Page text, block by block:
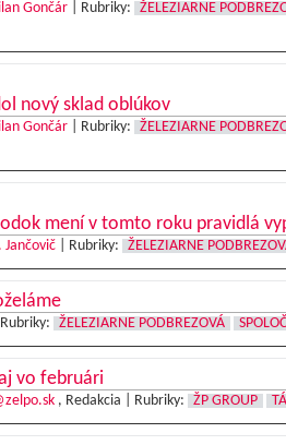
Gončár| Rubriky: ŽELEZIARNE
nový sklad oblúkov
Gončár| Rubriky: ŽELEZIARNE
mení v tomto roku pravidlá
Jančovič| Rubriky: ŽELEZIARNE
Rubriky: ŽELEZIARNE PODBREZOVÁ
vo februári
, Redakcia | Rubriky: ŽP GROUP